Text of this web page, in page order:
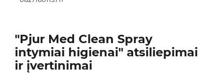
"Pjur Med Clean Spray
intymiai higienai" atsiliepimai
ir įvertinimai